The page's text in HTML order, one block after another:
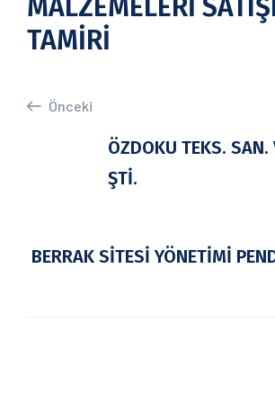
MALZEMELERİ
TAMİRİ
Önceki
ÖZDOKU TEKS. SAN.
ŞTİ.
BERRAK SİTESİ YÖNETİMİ